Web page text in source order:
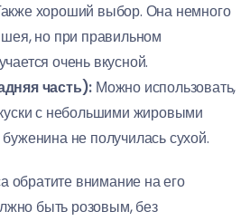
хороший выбор. Она немного
но при правильном
очень вкусной.
часть): Можно использовать,
с небольшими жировыми
не получилась сухой.
обратите внимание на его
быть розовым, без